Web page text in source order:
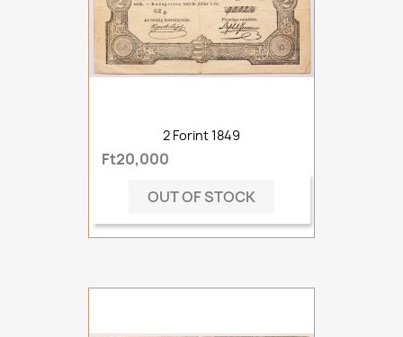
2 Forint 1849
Ft20,000
OUT OF STOCK